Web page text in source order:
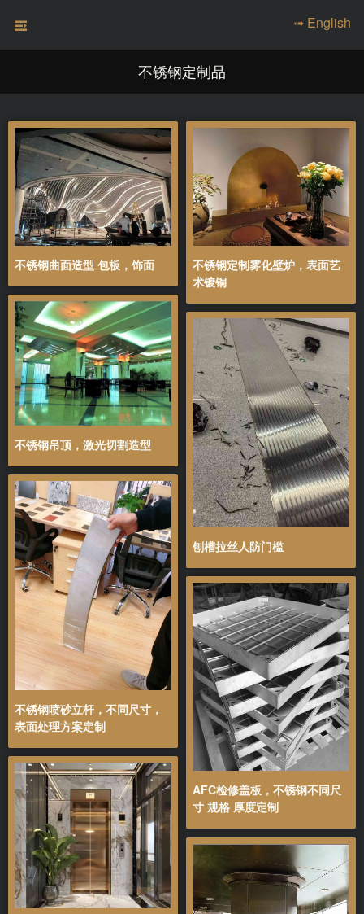
➟ English
不锈钢定制品
不锈钢定制雾化壁炉，表面艺
术镀铜
不锈钢曲面造型 包板，饰面
不锈钢吊顶，激光切割造型
刨槽拉丝人防门槛
不锈钢喷砂立杆，不同尺寸，
表面处理方案定制
AFC检修盖板，不锈钢不同尺
寸 规格 厚度定制